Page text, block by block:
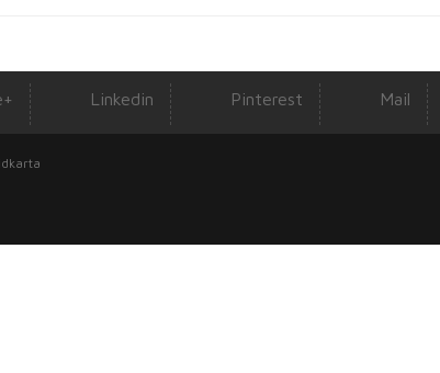
Linkedin Pinterest Mail